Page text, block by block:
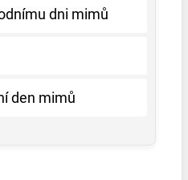
dni mimů
den mimů